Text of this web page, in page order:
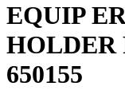
EQUIP
HOLDER
650155